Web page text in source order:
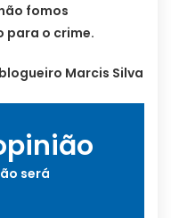
fomos
para o crime.
Marcis Silva
será